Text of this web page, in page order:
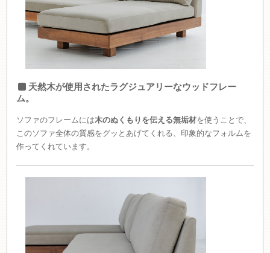
天然木が使用されたラグジュアリーなウッドフレー
ム。
ソファのフレームには木のぬくもりを伝える無垢材を使うことで、
このソファ全体の質感をグッとあげてくれる、印象的なフォルムを
作ってくれています。